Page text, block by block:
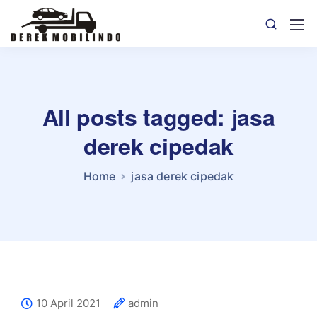
All posts tagged: jasa
derek cipedak
Home jasa derek cipedak
10 April 2021
admin